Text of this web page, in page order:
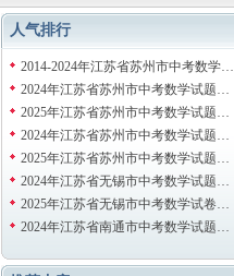
人气排行
2014-2024年江苏省苏州市中考数学…
2024年江苏省苏州市中考数学试题…
2025年江苏省苏州市中考数学试题…
2024年江苏省苏州市中考数学试题…
2025年江苏省苏州市中考数学试题…
2024年江苏省无锡市中考数学试题…
2025年江苏省无锡市中考数学试卷…
2024年江苏省南通市中考数学试题…